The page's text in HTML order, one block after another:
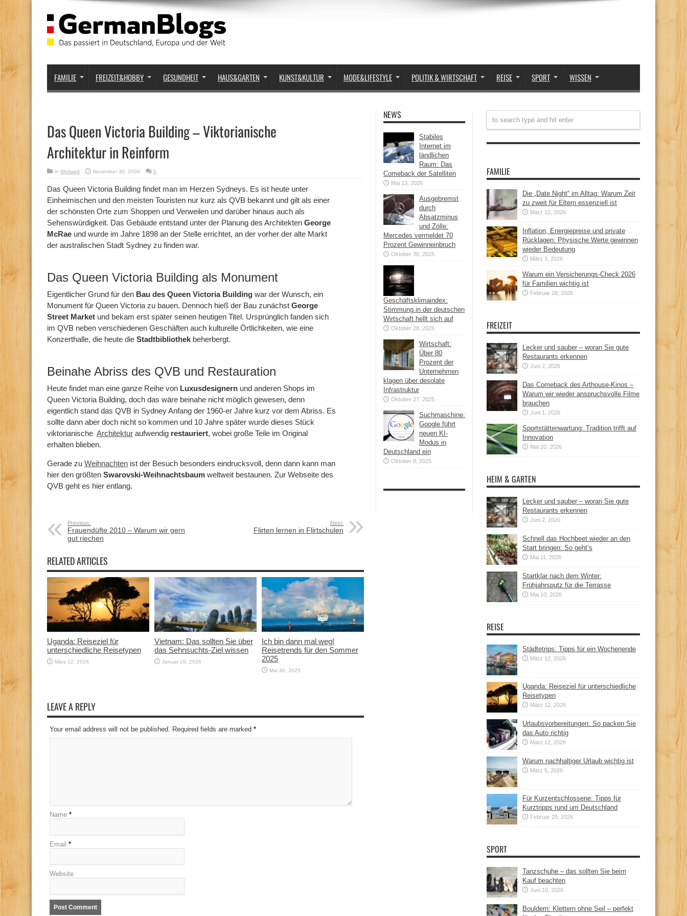
FAMILIE FREIZEIT&HOBBY GESUNDHEIT HAUS&GARTEN KUNST&KULTUR MODE&LIFESTYLE POLITIK & WIRTSCHAFT REISE SPORT WISSEN
Das Queen Victoria Building – Viktorianische
Architektur in Reinform
in Weltweit November 30, 2009 0
Das Queen Victoria Building findet man im Herzen Sydneys. Es ist heute unter
Einheimischen und den meisten Touristen nur kurz als QVB bekannt und gilt als einer
der schönsten Orte zum Shoppen und Verweilen und darüber hinaus auch als
Sehenswürdigkeit. Das Gebäude entstand unter der Planung des Architekten George
McRae und wurde im Jahre 1898 an der Stelle errichtet, an der vorher der alte Markt
der australischen Stadt Sydney zu finden war.
Das Queen Victoria Building als Monument
Eigentlicher Grund für den Bau des Queen Victoria Building war der Wunsch, ein
Monument für Queen Victoria zu bauen. Dennoch hieß der Bau zunächst George
Street Market und bekam erst später seinen heutigen Titel. Ursprünglich fanden sich
im QVB neben verschiedenen Geschäften auch kulturelle Örtlichkeiten, wie eine
Konzerthalle, die heute die Stadtbibliothek beherbergt.
Beinahe Abriss des QVB und Restauration
Heute findet man eine ganze Reihe von Luxusdesignern und anderen Shops im
Queen Victoria Building, doch das wäre beinahe nicht möglich gewesen, denn
eigentlich stand das QVB in Sydney Anfang der 1960-er Jahre kurz vor dem Abriss. Es
sollte dann aber doch nicht so kommen und 10 Jahre später wurde dieses Stück
viktorianische Architektur aufwendig restauriert, wobei große Teile im Original
erhalten blieben.
Gerade zu Weihnachten ist der Besuch besonders eindrucksvoll, denn dann kann man
hier den größten Swarovski-Weihnachtsbaum weltweit bestaunen. Zur Webseite des
QVB geht es hier entlang.
Previous:
Frauendüfte 2010 – Warum wir gern
gut riechen
Next:
Flirten lernen in Flirtschulen
RELATED ARTICLES
Uganda: Reiseziel für
unterschiedliche Reisetypen
März 12, 2026
Vietnam: Das sollten Sie über
das Sehnsuchts-Ziel wissen
Januar 19, 2026
Ich bin dann mal weg!
Reisetrends für den Sommer
2025
Mai 30, 2025
LEAVE A REPLY
Your email address will not be published. Required fields are marked *
Name *
Email *
Website
NEWS
Stabiles
Internet im
ländlichen
Raum: Das
Comeback der Satelliten
Mai 13, 2026
Ausgebremst
durch
Absatzminus
und Zölle:
Mercedes vermeldet 70
Prozent Gewinneinbruch
Oktober 30, 2025
Geschäftsklimaindex:
Stimmung in der deutschen
Wirtschaft hellt sich auf
Oktober 28, 2025
Wirtschaft:
Über 80
Prozent der
Unternehmen
klagen über desolate
Infrastruktur
Oktober 27, 2025
Suchmaschine:
Google führt
neuen KI-
Modus in
Deutschland ein
Oktober 8, 2025
FAMILIE
Die „Date Night“ im Alltag: Warum Zeit
zu zweit für Eltern essenziell ist
März 12, 2026
Inflation, Energiepreise und private
Rücklagen: Physische Werte gewinnen
wieder Bedeutung
März 3, 2026
Warum ein Versicherungs-Check 2026
für Familien wichtig ist
Februar 26, 2026
FREIZEIT
Lecker und sauber – woran Sie gute
Restaurants erkennen
Juni 2, 2026
Das Comeback des Arthouse-Kinos –
Warum wir wieder anspruchsvolle Filme
brauchen
Juni 1, 2026
Sportstättenwartung: Tradition trifft auf
Innovation
Mai 20, 2026
HEIM & GARTEN
Lecker und sauber – woran Sie gute
Restaurants erkennen
Juni 2, 2026
Schnell das Hochbeet wieder an den
Start bringen: So geht’s
Mai 11, 2026
Startklar nach dem Winter:
Frühjahrsputz für die Terrasse
Mai 10, 2026
REISE
Städtetrips: Tipps für ein Wochenende
März 12, 2026
Uganda: Reiseziel für unterschiedliche
Reisetypen
März 12, 2026
Urlaubsvorbereitungen: So packen Sie
das Auto richtig
März 12, 2026
Warum nachhaltiger Urlaub wichtig ist
März 5, 2026
Für Kurzentschlossene: Tipps für
Kurztripps rund um Deutschland
Februar 25, 2026
SPORT
Tanzschuhe – das sollten Sie beim
Kauf beachten
Juni 10, 2026
Bouldern: Klettern ohne Seil – perfekt